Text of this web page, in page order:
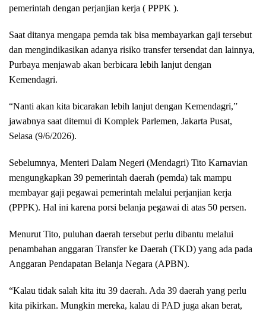
pemerintah dengan perjanjian kerja ( PPPK ).
Saat ditanya mengapa pemda tak bisa membayarkan gaji tersebut
dan mengindikasikan adanya risiko transfer tersendat dan lainnya,
Purbaya menjawab akan berbicara lebih lanjut dengan
Kemendagri.
“Nanti akan kita bicarakan lebih lanjut dengan Kemendagri,”
jawabnya saat ditemui di Komplek Parlemen, Jakarta Pusat,
Selasa (9/6/2026).
Sebelumnya, Menteri Dalam Negeri (Mendagri) Tito Karnavian
mengungkapkan 39 pemerintah daerah (pemda) tak mampu
membayar gaji pegawai pemerintah melalui perjanjian kerja
(PPPK). Hal ini karena porsi belanja pegawai di atas 50 persen.
Menurut Tito, puluhan daerah tersebut perlu dibantu melalui
penambahan anggaran Transfer ke Daerah (TKD) yang ada pada
Anggaran Pendapatan Belanja Negara (APBN).
“Kalau tidak salah kita itu 39 daerah. Ada 39 daerah yang perlu
kita pikirkan. Mungkin mereka, kalau di PAD juga akan berat,